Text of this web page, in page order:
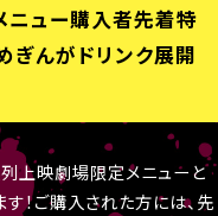
ュー購入者先着特
ぎんがドリンク展開
上映劇場限定メニューと
す！ご購入された方には、先